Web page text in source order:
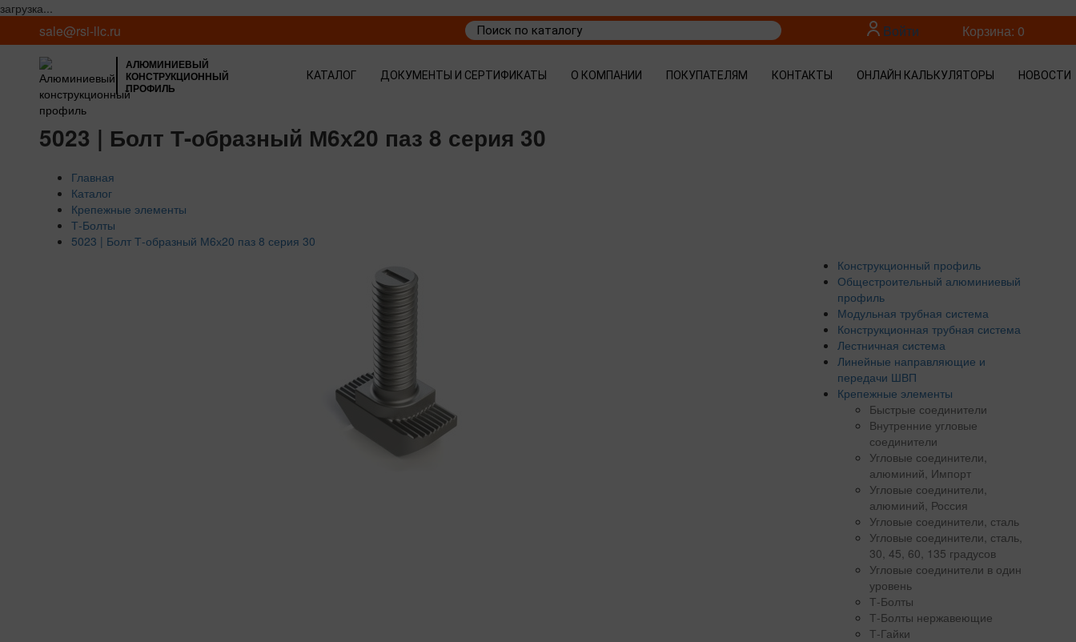
загрузка...
sale@rsi-llc.ru Войти Корзина: 0
АЛЮМИНИЕВЫЙ
КОНСТРУКЦИОННЫЙ
ПРОФИЛЬ
КАТАЛОГ ДОКУМЕНТЫ И СЕРТИФИКАТЫ О КОМПАНИИ ПОКУПАТЕЛЯМ КОНТАКТЫ ОНЛАЙН КАЛЬКУЛЯТОРЫ НОВОСТИ
5023 | Болт Т-образный М6х20 паз 8 серия 30
Главная
Каталог
Крепежные элементы
Т-Болты
5023 | Болт Т-образный М6х20 паз 8 серия 30
Конструкционный профиль
Общестроительный алюминиевый
профиль
Модульная трубная система
Конструкционная трубная система
Лестничная система
Линейные направляющие и
передачи ШВП
Крепежные элементы
Быстрые соединители
Внутренние угловые
соединители
Угловые соединители,
алюминий, Импорт
Угловые соединители,
алюминий, Россия
Угловые соединители, сталь
Угловые соединители, сталь,
30, 45, 60, 135 градусов
Угловые соединители в один
уровень
Т-Болты
Т-Болты нержавеющие
Т-Гайки